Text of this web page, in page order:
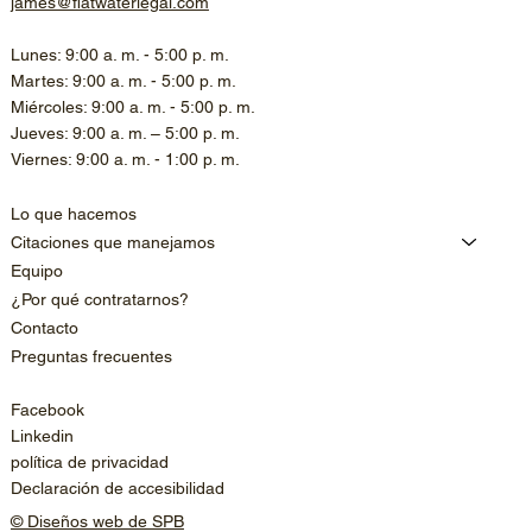
Lunes: 9:00 a. m. - 5:00 p. m.
Martes: 9:00 a. m. - 5:00 p. m.
Miércoles: 9:00 a. m. - 5:00 p. m.
Jueves: 9:00 a. m. – 5:00 p. m.
Viernes: 9:00 a. m. - 1:00 p. m.
Lo que hacemos
Citaciones que manejamos
Equipo
¿Por qué contratarnos?
Contacto
Preguntas frecuentes
Facebook
Linkedin
política de privacidad
Declaración de accesibilidad
© Diseños web de SPB